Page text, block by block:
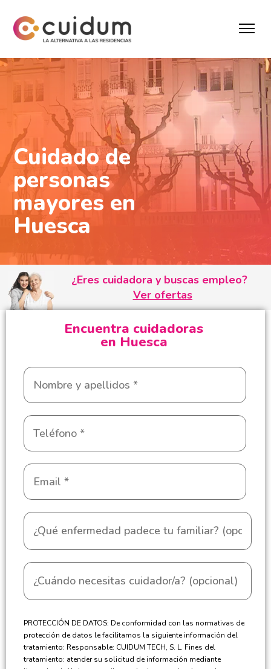
Cuidado de
personas
mayores en
Huesca
¿Eres cuidadora y buscas empleo?
Ver ofertas
Encuentra cuidadoras
en Huesca
PROTECCIÓN DE DATOS: De conformidad con las normativas de
protección de datos le facilitamos la siguiente información del
tratamiento: Responsable: CUIDUM TECH, S. L. Fines del
tratamiento: atender su solicitud de información mediante